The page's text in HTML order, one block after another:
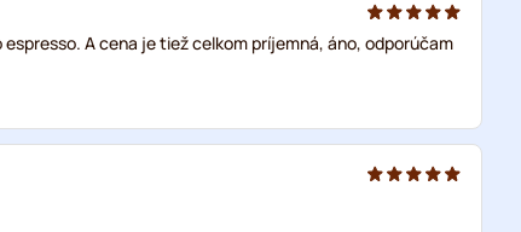
A cena je tiež celkom príjemná, áno, odporúčam